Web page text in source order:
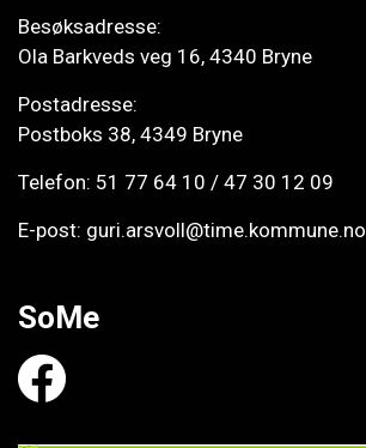
Besøksadresse:
Ola Barkveds veg 16, 4340 Bryne
Postadresse:
Postboks 38, 4349 Bryne
Telefon: 51 77 64 10 / 47 30 12 09
E-post: guri.arsvoll@time.kommune.no
SoMe